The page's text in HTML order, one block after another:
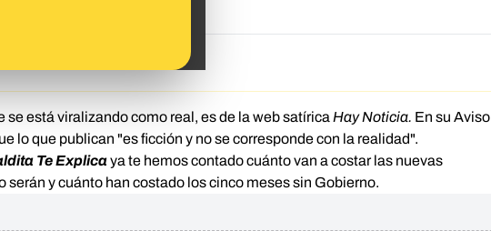
se está viralizando como real, es de la web satírica Hay Noticia. En su Aviso
lo que publican "es ficción y no se corresponde con la realidad".
Te Explicaya te hemos contadocuánto van a costar las nuevas
serán y cuánto han costado los cinco meses sin Gobierno.